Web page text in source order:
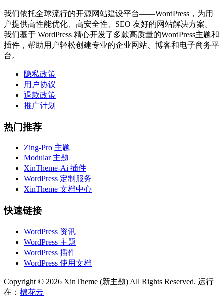
我们依托全球流行的开源网站建设平台——WordPress，为用
户提供高性能优化、高安全性、SEO 友好的网站解决方案。
我们基于 WordPress 精心开发了多款高质量的WordPress主题和
插件，帮助用户轻松创建专业的企业网站、博客和电子商务平
台。
隐私政策
用户协议
退款政策
推广计划
热门推荐
Zing-Pro 主题
Modular 主题
XinTheme-Ai 插件
WordPress 定制服务
XinTheme 文档中心
快速链接
WordPress 资讯
WordPress 主题
WordPress 插件
WordPress 使用文档
Copyright © 2026 XinTheme (新主题) All Rights Reserved. 运行
在： 棉花云